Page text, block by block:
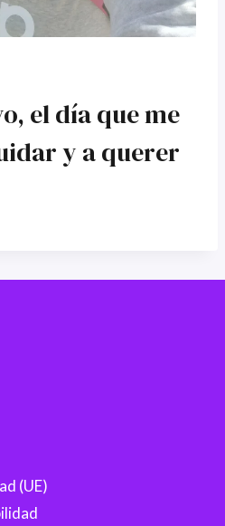
el día que me
y a querer
(UE)